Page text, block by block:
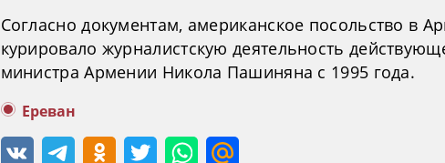
Согласно документам, американское посольство в
курировало журналистскую деятельность
министра Армении Никола Пашиняна с 1995 года.
Ереван